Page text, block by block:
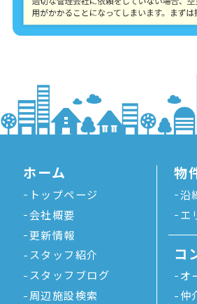
ホーム
トップページ
会社概要
更新情報
スタッフ紹介
スタッフブログ
周辺施設検索
物
沿
エ
コ
オ
仲